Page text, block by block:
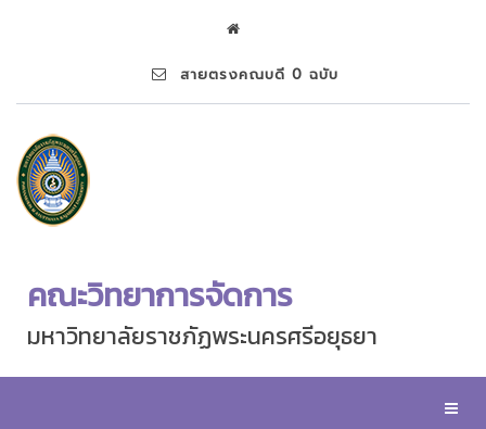
สายตรงคณบดี 0 ฉบับ
คณะวิทยาการจัดการ
มหาวิทยาลัยราชภัฏพระนครศรีอยุธยา